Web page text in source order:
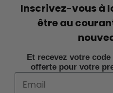
Inscrivez-vous à
être au
Et recevez votre code
offerte pour votre
Email